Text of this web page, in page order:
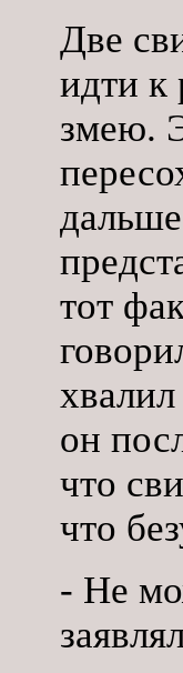
Две
идти к
змею.
тот
он
что
что
- Не